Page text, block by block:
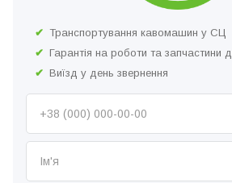
Транспортування кавомашин у СЦ
Гарантія на роботи та запчастини
Виїзд у день звернення